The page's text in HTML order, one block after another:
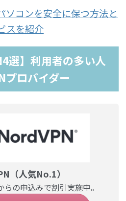
ソコンを安全に保つ方法と
スを紹介
選】利用者の多い人
プロバイダー
（人気No.1）
の申込みで割引実施中。